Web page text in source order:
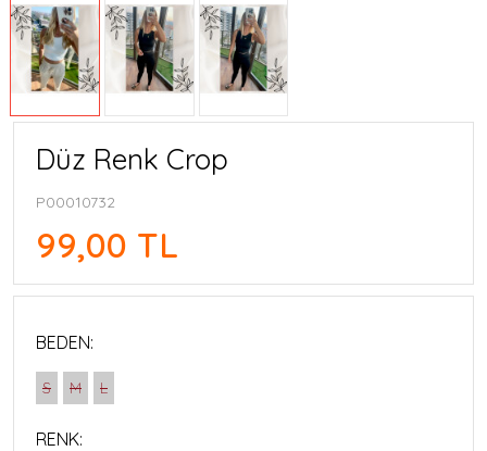
Düz Renk Crop
P00010732
99,00 TL
BEDEN:
S M L
RENK: